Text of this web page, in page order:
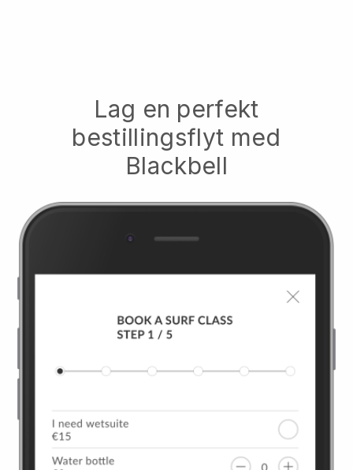
Lag en perfekt
bestillingsflyt med
Blackbell